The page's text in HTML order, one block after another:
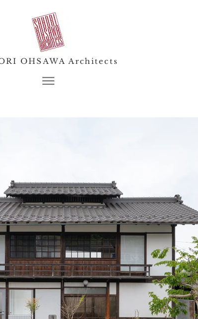
OHSAWA Architects